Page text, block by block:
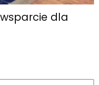
dla